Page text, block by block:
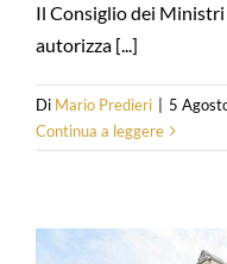
Il Consiglio dei
autorizza [...]
Di Mario Predieri 5
Continua a leggere